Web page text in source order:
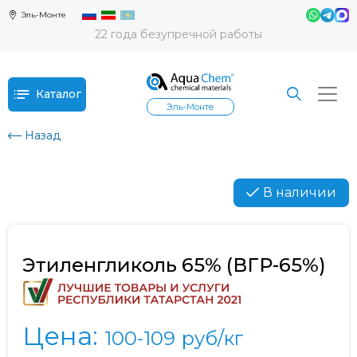
Эль-Монте
22 года безупречной работы
Каталог
Эль-Монте
Назад
В наличии
Этиленгликоль 65% (ВГР-65%)
Цена: 100-109 руб/кг